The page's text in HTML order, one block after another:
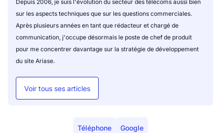
Depuis 2006, je suis l'évolution du secteur des télécoms aussi bien
sur les aspects techniques que sur les questions commerciales.
Après plusieurs années en tant que rédacteur et chargé de
communication, j'occupe désormais le poste de chef de produit
pour me concentrer davantage sur la stratégie de développement
du site Ariase.
Voir tous ses articles
Téléphone Google